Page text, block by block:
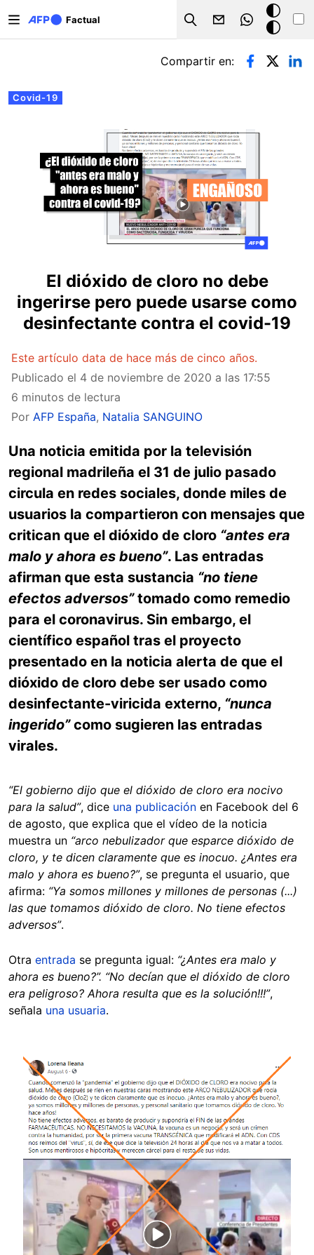
Factual
Search
Modo
oscuro
Solapas principales
Covid-19
Compartir en:
El dióxido de cloro no debe
ingerirse pero puede usarse como
desinfectante contra el covid-19
Este artículo data de hace más de cinco años.
Publicado el 4 de noviembre de 2020 a las 17:55
6 minutos de lectura
Por AFP España, Natalia SANGUINO
Una noticia emitida por la televisión
regional madrileña el 31 de julio pasado
circula en redes sociales, donde miles de
usuarios la compartieron con mensajes que
critican que el dióxido de cloro “antes era
malo y ahora es bueno”. Las entradas
afirman que esta sustancia “no tiene
efectos adversos”tomado como remedio
para el coronavirus. Sin embargo, el
científico español tras el proyecto
presentado en la noticia alerta de que el
dióxido de cloro debe ser usado como
desinfectante-viricida externo, “nunca
ingerido”como sugieren las entradas
virales.
“El gobierno dijo que el dióxido de cloro era nocivo
para la salud”, dice una publicación en Facebook del 6
de agosto, que explica que el vídeo de la noticia
muestra un “arco nebulizador que esparce dióxido de
cloro, y te dicen claramente que es inocuo. ¿Antes era
malo y ahora es bueno?”, se pregunta el usuario, que
afirma: “Ya somos millones y millones de personas (...)
las que tomamos dióxido de cloro. No tiene efectos
adversos”.
Otra entrada se pregunta igual: “¿Antes era malo y
ahora es bueno?”. “No decían que el dióxido de cloro
era peligroso? Ahora resulta que es la solución!!!”,
señala una usuaria.
Image